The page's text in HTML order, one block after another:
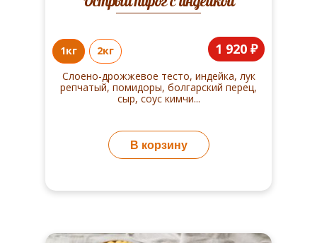
1кг 2кг 1 920 ₽
Слоено-дрожжевое тесто, индейка, лук
репчатый, помидоры, болгарский перец,
сыр, соус кимчи...
В корзину